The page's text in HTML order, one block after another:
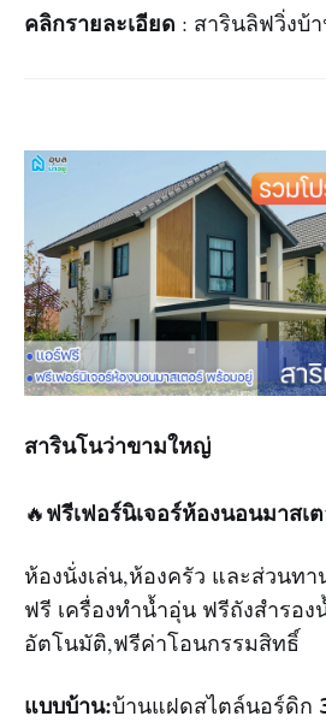
คลิกรายละเอียด : สารินลิฟวิ่งบ้
สารินโนว่าขามใหญ่
🔥ฟรีเฟอร์นิเจอร์ห้องนอนมาสเ
ห้องนั่งเล่น,ห้องครัว และส่วนท
ฟรี เครื่องทำน้ำอุ่น ฟรีถังสำรอง
อัตโนมัติ,ฟรีค่าโอนกรรมสิทธิ์
แบบบ้าน:บ้านแฝดสไตล์นอร์ดิก